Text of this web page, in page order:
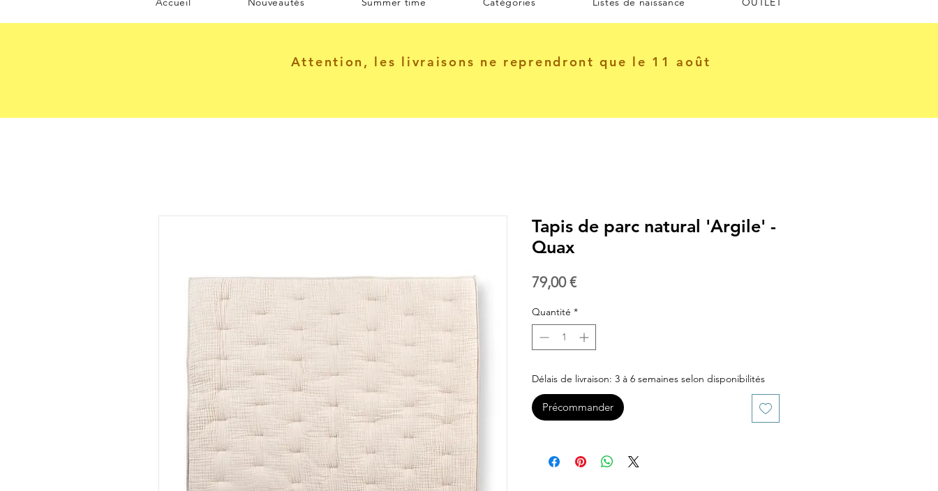
Attention, les livraisons ne reprendront que le 11 août
Tapis de parc natural 'Argile' -
Quax
79,00 €Prix
Quantité *
Délais de livraison: 3 à 6 semaines selon disponibilités
Précommander